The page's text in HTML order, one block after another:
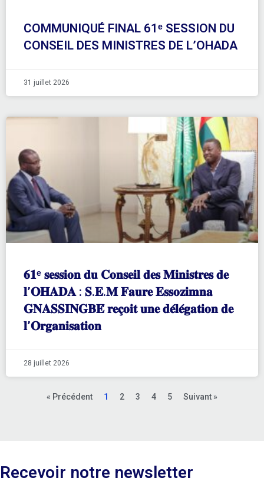
COMMUNIQUÉ FINAL 61ᵉ SESSION DU
CONSEIL DES MINISTRES DE L’OHADA
31 juillet 2026
𝟔𝟏ᵉ 𝐬𝐞𝐬𝐬𝐢𝐨𝐧 𝐝𝐮 𝐂𝐨𝐧𝐬𝐞𝐢𝐥 𝐝𝐞𝐬 𝐌𝐢𝐧𝐢𝐬𝐭𝐫𝐞𝐬 𝐝𝐞
𝐥’𝐎𝐇𝐀𝐃𝐀 : 𝐒.𝐄.𝐌 𝐅𝐚𝐮𝐫𝐞 𝐄𝐬𝐬𝐨𝐳𝐢𝐦𝐧𝐚
𝐆𝐍𝐀𝐒𝐒𝐈𝐍𝐆𝐁𝐄́ 𝐫𝐞𝐜̧𝐨𝐢𝐭 𝐮𝐧𝐞 𝐝𝐞́𝐥𝐞́𝐠𝐚𝐭𝐢𝐨𝐧 𝐝𝐞
𝐥’𝐎𝐫𝐠𝐚𝐧𝐢𝐬𝐚𝐭𝐢𝐨𝐧
28 juillet 2026
« Précédent 1 2 3 4 5 Suivant »
Recevoir notre newsletter